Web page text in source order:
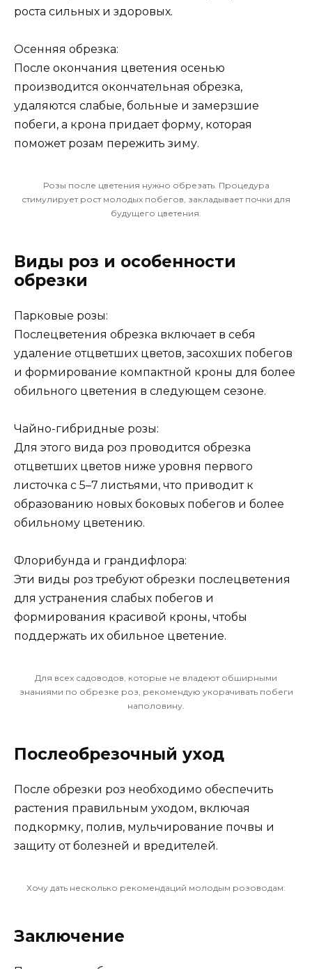
роста сильных и здоровых.
Осенняя обрезка:
После окончания цветения осенью
производится окончательная обрезка,
удаляются слабые, больные и замерзшие
побеги, а крона придает форму, которая
поможет розам пережить зиму.
Розы после цветения нужно обрезать. Процедура
стимулирует рост молодых побегов, закладывает почки для
будущего цветения.
Виды роз и особенности
обрезки
Парковые розы:
Послецветения обрезка включает в себя
удаление отцветших цветов, засохших побегов
и формирование компактной кроны для более
обильного цветения в следующем сезоне.
Чайно-гибридные розы:
Для этого вида роз проводится обрезка
отцветших цветов ниже уровня первого
листочка с 5–7 листьями, что приводит к
образованию новых боковых побегов и более
обильному цветению.
Флорибунда и грандифлора:
Эти виды роз требуют обрезки послецветения
для устранения слабых побегов и
формирования красивой кроны, чтобы
поддержать их обильное цветение.
Для всех садоводов, которые не владеют обширными
знаниями по обрезке роз, рекомендую укорачивать побеги
наполовину.
Послеобрезочный уход
После обрезки роз необходимо обеспечить
растения правильным уходом, включая
подкормку, полив, мульчирование почвы и
защиту от болезней и вредителей.
Хочу дать несколько рекомендаций молодым розоводам:
Заключение